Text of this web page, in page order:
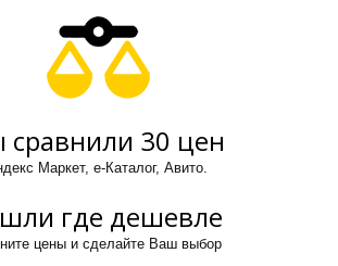
30 цен
Маркет, е-Каталог, Авито.
где дешевле
цены и сделайте Ваш выбор